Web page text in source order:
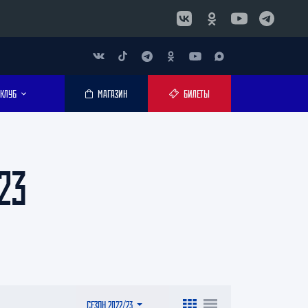
КЛУБ МАГАЗИН БИЛЕТЫ
СЕЗОН 2022/23